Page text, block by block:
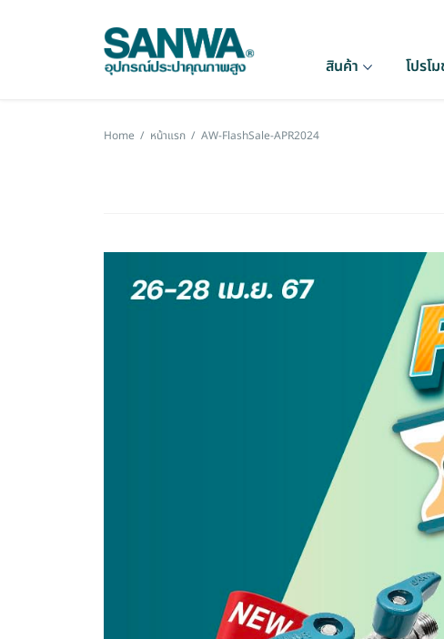
สินค้า โปรโ
Home / หน้าแรก / AW-FlashSale-APR2024